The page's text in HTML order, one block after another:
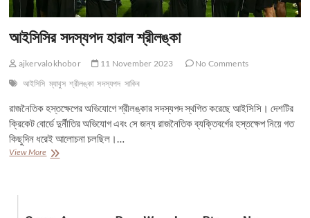
আইসিসির সদস্যপদ হারাল শ্রীলঙ্কা
ajkervalokhobor 11 November 2023
No Comments
আইসিসি ম্যাথুস শ্রীলঙ্কা সদস্যপদ সাকিব
রাজনৈতিক হস্তক্ষেপের অভিযোগে শ্রীলঙ্কার সদস্যপদ স্থগিত করেছে আইসিসি। দেশটির
ক্রিকেট বোর্ডে দুর্নীতির অভিযোগ এবং সে জন্য রাজনৈতিক ব্যক্তিবর্গের হস্তক্ষেপ নিয়ে গত
কিছুদিন ধরেই আলোচনা চলছিল।…
View Moreআইসিসির